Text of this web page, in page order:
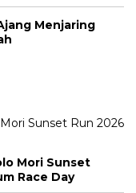
Menjaring
Mori Sunset
Race Day